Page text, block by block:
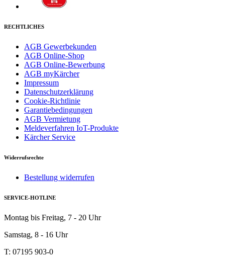
RECHTLICHES
AGB Gewerbekunden
AGB Online-Shop
AGB Online-Bewerbung
AGB myKärcher
Impressum
Datenschutzerklärung
Cookie-Richtlinie
Garantiebedingungen
AGB Vermietung
Meldeverfahren IoT-Produkte
Kärcher Service
Widerrufsrechte
Bestellung widerrufen
SERVICE-HOTLINE
Montag bis Freitag, 7 - 20 Uhr
Samstag, 8 - 16 Uhr
T: 07195 903-0